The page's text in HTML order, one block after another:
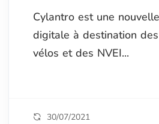
Cylantro est une
digitale à destination
vélos et des NVEI...
30/07/2021